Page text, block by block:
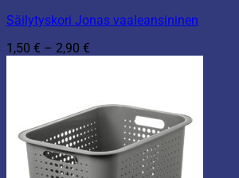
Säilytyskori Jonas vaaleansininen
1,50 € – 2,90 €